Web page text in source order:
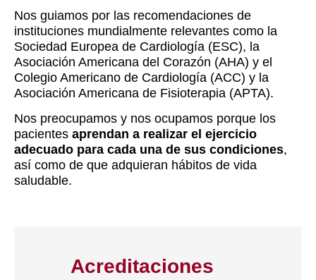
Nos guiamos por las recomendaciones de
instituciones mundialmente relevantes como la
Sociedad Europea de Cardiología (ESC), la
Asociación Americana del Corazón (AHA) y el
Colegio Americano de Cardiología (ACC) y la
Asociación Americana de Fisioterapia (APTA).
Nos preocupamos y nos ocupamos porque los
pacientes aprendan a realizar el ejercicio
adecuado para cada una de sus condiciones,
así como de que adquieran hábitos de vida
saludable.
Acreditaciones